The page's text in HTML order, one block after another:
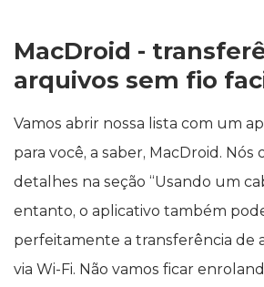
MacDroid -
arquivos sem fio
Vamos abrir nossa lista com um
para você, a saber, MacDroid. Nós
detalhes na seção “Usando um
entanto, o aplicativo também
perfeitamente a transferência de
via Wi-Fi. Não vamos ficar